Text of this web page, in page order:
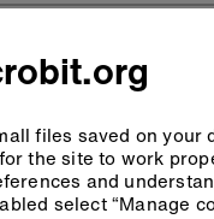
files saved on your
the site to work
and
select “Manage